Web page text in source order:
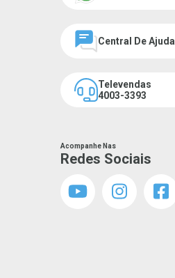
Central De Ajuda
Televendas
4003-3393
Acompanhe Nas
Redes Sociais